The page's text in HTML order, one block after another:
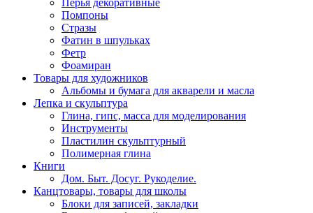
Перья декоративные
Помпоны
Стразы
Фатин в шпульках
Фетр
Фоамиран
Товары для художников
Альбомы и бумага для акварели и масла
Лепка и скульптура
Глина, гипс, масса для моделирования
Инструменты
Пластилин скульптурный
Полимерная глина
Книги
Дом. Быт. Досуг. Рукоделие.
Канцтовары, товары для школы
Блоки для записей, закладки